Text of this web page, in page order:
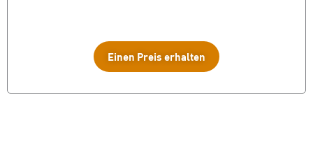
Einen Preis erhalten